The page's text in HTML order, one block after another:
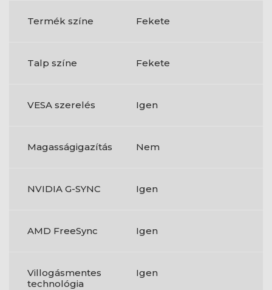
Termék színe Fekete
Talp színe Fekete
VESA szerelés Igen
Magasságigazítás Nem
NVIDIA G-SYNC Igen
AMD FreeSync Igen
Villogásmentes
technológia
Igen